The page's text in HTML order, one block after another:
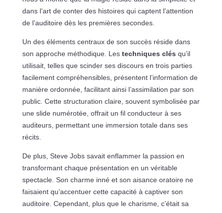
dans l’art de conter des histoires qui captent l’attention
de l’auditoire dès les premières secondes.
Un des éléments centraux de son succès réside dans
son approche méthodique. Les techniques clés qu’il
utilisait, telles que scinder ses discours en trois parties
facilement compréhensibles, présentent l’information de
manière ordonnée, facilitant ainsi l’assimilation par son
public. Cette structuration claire, souvent symbolisée par
une slide numérotée, offrait un fil conducteur à ses
auditeurs, permettant une immersion totale dans ses
récits.
De plus, Steve Jobs savait enflammer la passion en
transformant chaque présentation en un véritable
spectacle. Son charme inné et son aisance oratoire ne
faisaient qu’accentuer cette capacité à captiver son
auditoire. Cependant, plus que le charisme, c’était sa